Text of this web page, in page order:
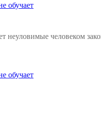
обучает
неуловимые человеком
обучает